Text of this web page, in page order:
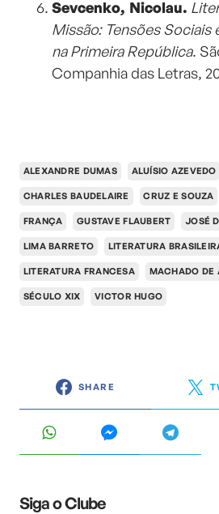
Sevcenko, Nicolau.
Missão: Tensões Sociais
na Primeira República.
Companhia das Letras,
ALEXANDRE DUMAS ALUÍSIO AZEVEDO
CHARLES BAUDELAIRE CRUZ E SOUZA
FRANÇA GUSTAVE FLAUBERT JOSÉ
LIMA BARRETO LITERATURA
LITERATURA FRANCESA MACHADO DE
SÉCULO XIX VICTOR HUGO
SHARE
Siga o Clube